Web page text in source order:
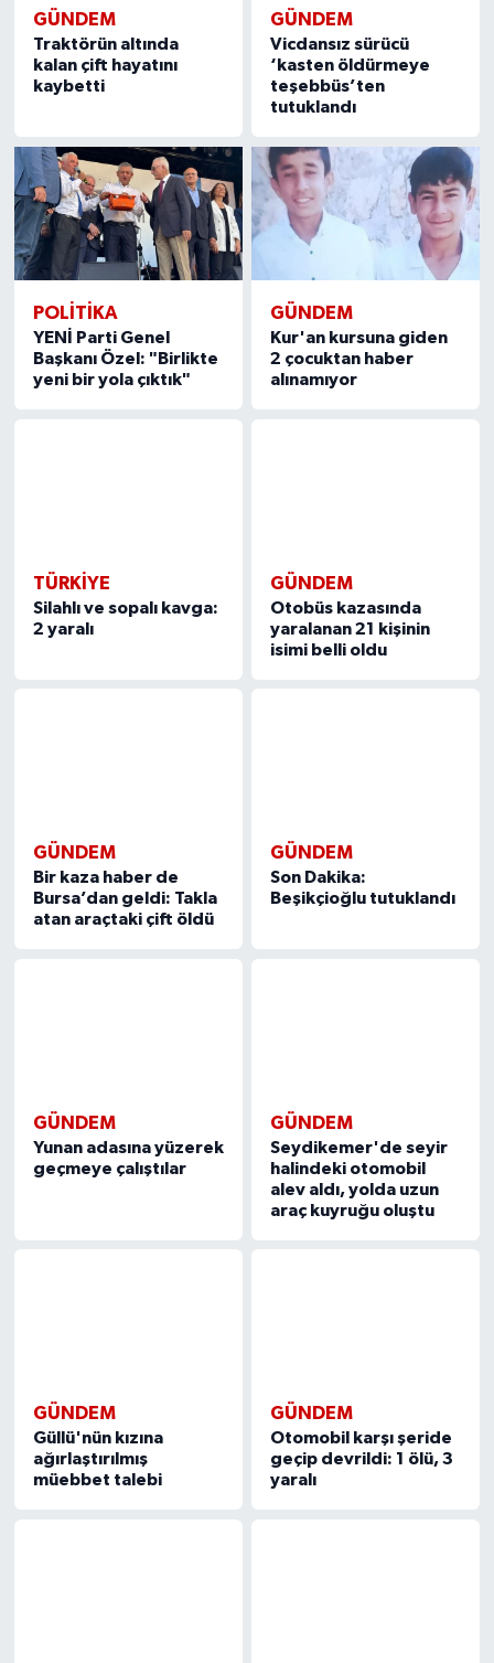
GÜNDEM
Traktörün altında
kalan çift hayatını
kaybetti
GÜNDEM
Vicdansız sürücü
‘kasten öldürmeye
teşebbüs’ten
tutuklandı
POLITIKA
YENİ Parti Genel
Başkanı Özel: "Birlikte
yeni bir yola çıktık"
GÜNDEM
Kur'an kursuna giden
2 çocuktan haber
alınamıyor
TÜRKIYE
Silahlı ve sopalı kavga:
2 yaralı
GÜNDEM
Otobüs kazasında
yaralanan 21 kişinin
isimi belli oldu
GÜNDEM
Bir kaza haber de
Bursa’dan geldi: Takla
atan araçtaki çift öldü
GÜNDEM
Son Dakika:
Beşikçioğlu tutuklandı
GÜNDEM
Yunan adasına yüzerek
geçmeye çalıştılar
GÜNDEM
Seydikemer'de seyir
halindeki otomobil
alev aldı, yolda uzun
araç kuyruğu oluştu
GÜNDEM
Güllü'nün kızına
ağırlaştırılmış
müebbet talebi
GÜNDEM
Otomobil karşı şeride
geçip devrildi: 1 ölü, 3
yaralı